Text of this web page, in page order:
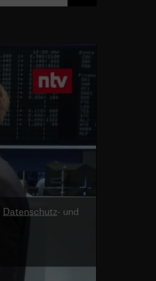
Datenschutz- und